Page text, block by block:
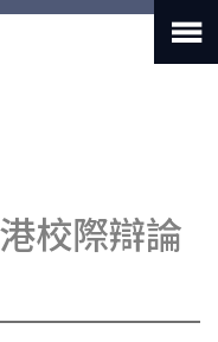
校際辯論